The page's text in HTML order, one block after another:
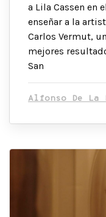
a Lila Cassen en
enseñar a la
Carlos Vermut,
mejores
San
Alfonso De La